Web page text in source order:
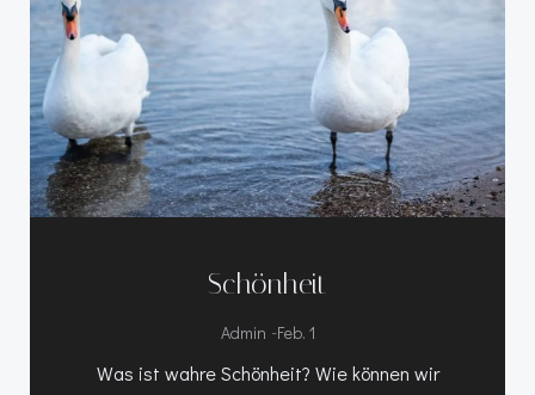
Schönheit
Admin -Feb. 1
Was ist wahre Schönheit? Wie können wir